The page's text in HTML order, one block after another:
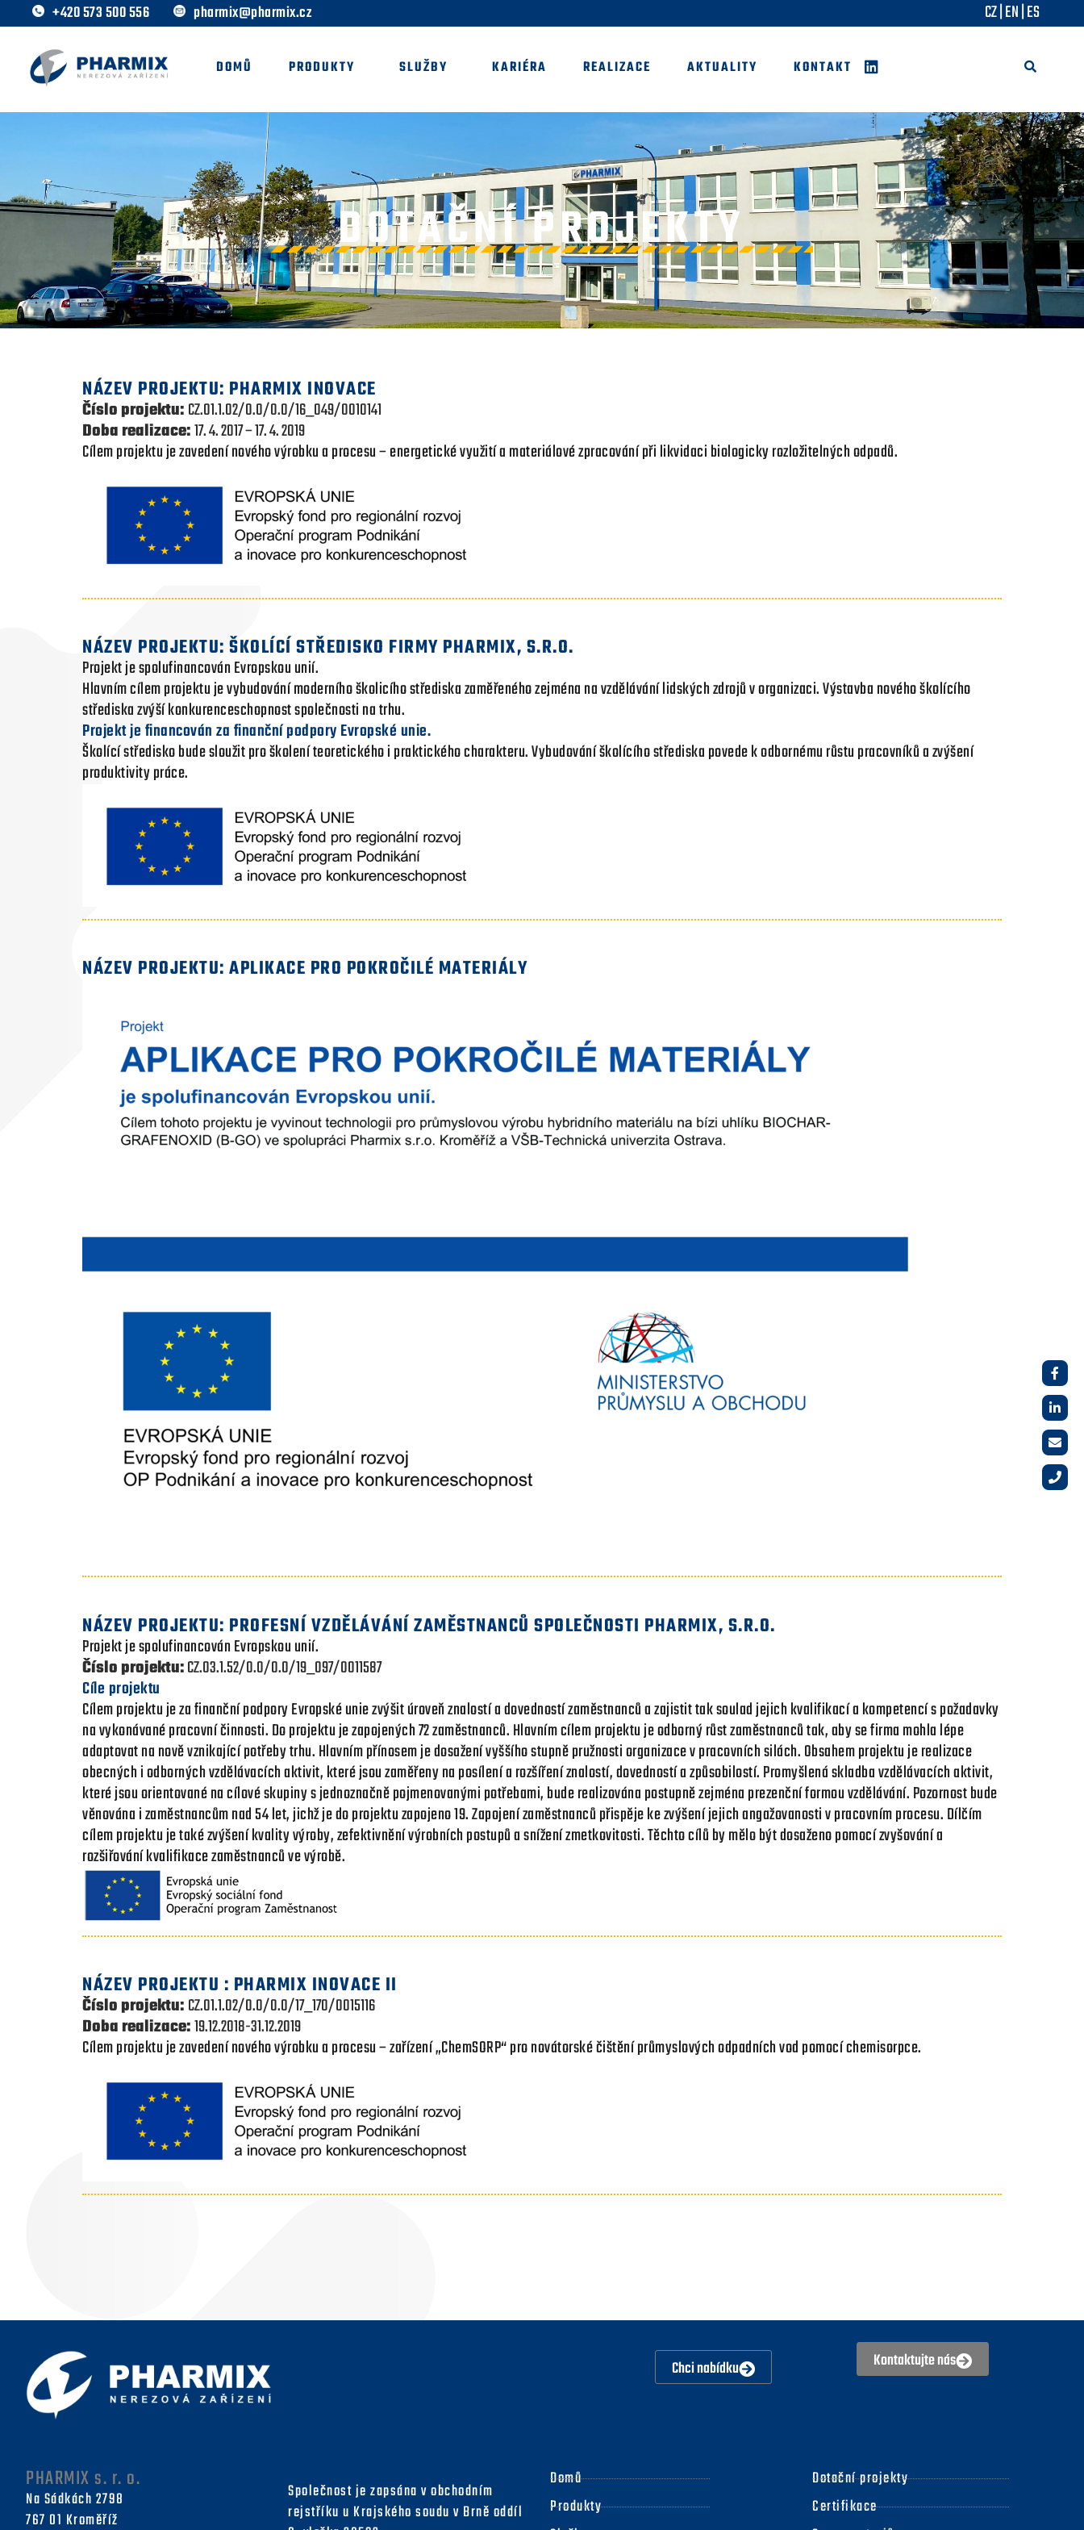
+420 573 500 556 pharmix@pharmix.cz CZ|EN|ES
DOMŮ PRODUKTY SLUŽBY KARIÉRA REALIZACE AKTUALITY KONTAKT
DOTAČNÍ PROJEKTY
NÁZEV PROJEKTU: PHARMIX INOVACE
Číslo projektu:CZ.01.1.02/0.0/0.0/16_049/0010141
Doba realizace:17. 4. 2017 – 17. 4. 2019
Cílem projektu je zavedení nového výrobku a procesu – energetické využití a materiálové zpracování při likvidaci biologicky rozložitelných odpadů.
NÁZEV PROJEKTU: ŠKOLÍCÍ STŘEDISKO FIRMY PHARMIX, S.R.O.
Projekt je spolufinancován Evropskou unií.
Hlavním cílem projektu je vybudování moderního školicího střediska zaměřeného zejména na vzdělávání lidských zdrojů v organizaci. Výstavba nového školícího
střediska zvýší konkurenceschopnost společnosti na trhu.
Projekt je financován za finanční podpory Evropské unie.
Školící středisko bude sloužit pro školení teoretického i praktického charakteru. Vybudování školícího střediska povede k odbornému růstu pracovníků a zvýšení
produktivity práce.
NÁZEV PROJEKTU: APLIKACE PRO POKROČILÉ MATERIÁLY
NÁZEV PROJEKTU: PROFESNÍ VZDĚLÁVÁNÍ ZAMĚSTNANCŮ SPOLEČNOSTI PHARMIX, S.R.O.
Projekt je spolufinancován Evropskou unií.
Číslo projektu:CZ.03.1.52/0.0/0.0/19_097/0011587
Cíle projektu
Cílem projektu je za finanční podpory Evropské unie zvýšit úroveň znalostí a dovedností zaměstnanců a zajistit tak soulad jejich kvalifikací a kompetencí s požadavky
na vykonávané pracovní činnosti. Do projektu je zapojených 72 zaměstnanců. Hlavním cílem projektu je odborný růst zaměstnanců tak, aby se firma mohla lépe
adaptovat na nově vznikající potřeby trhu. Hlavním přínosem je dosažení vyššího stupně pružnosti organizace v pracovních silách. Obsahem projektu je realizace
obecných i odborných vzdělávacích aktivit, které jsou zaměřeny na posílení a rozšíření znalostí, dovedností a způsobilostí. Promyšlená skladba vzdělávacích aktivit,
které jsou orientované na cílové skupiny s jednoznačně pojmenovanými potřebami, bude realizována postupně zejména prezenční formou vzdělávání. Pozornost bude
věnována i zaměstnancům nad 54 let, jichž je do projektu zapojeno 19. Zapojení zaměstnanců přispěje ke zvýšení jejich angažovanosti v pracovním procesu. Dílčím
cílem projektu je také zvýšení kvality výroby, zefektivnění výrobních postupů a snížení zmetkovitosti. Těchto cílů by mělo být dosaženo pomocí zvyšování a
rozšiřování kvalifikace zaměstnanců ve výrobě.
NÁZEV PROJEKTU : PHARMIX INOVACE II
Číslo projektu:CZ.01.1.02/0.0/0.0/17_170/0015116
Doba realizace:19.12.2018-31.12.2019
Cílem projektu je zavedení nového výrobku a procesu – zařízení „ChemSORP“ pro novátorské čištění průmyslových odpadních vod pomocí chemisorpce.
Chci nabídku Kontaktujte nás
PHARMIX s. r. o.
Na Sádkách 2798
767 01 Kroměříž
Společnost je zapsána v obchodním
rejstříku u Krajského soudu v Brně oddíl
Domů
Produkty
Dotační projekty
Certifikace